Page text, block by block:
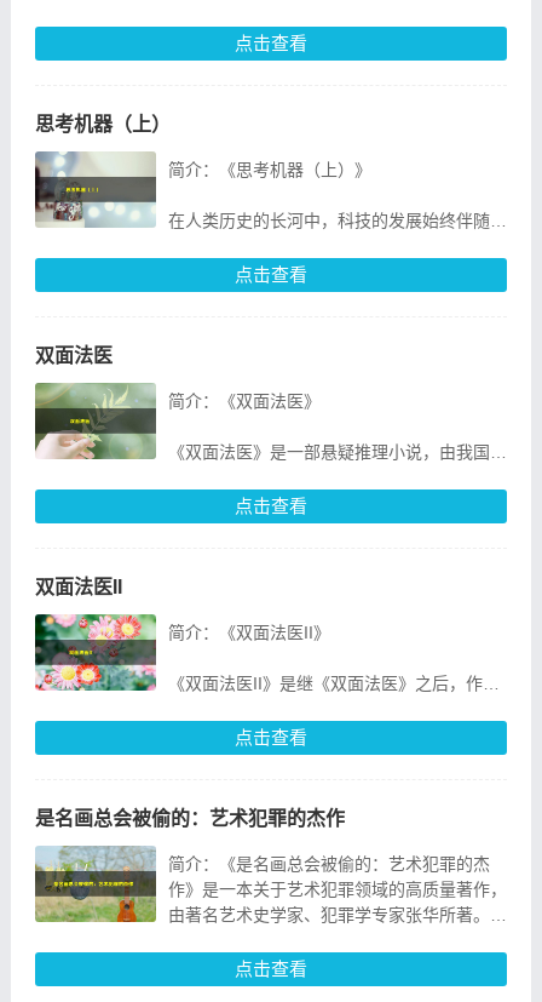
出版社：[出版社名称]
出版日期：[出版日期]
《思考机器探案集之致命的密码》是推理小说
点击查看
思考机器（上）
简介：《思考机器（上）》
在人类历史的长河中，科技的发展始终伴随着
（上）》正是这样一部揭示科技奥秘、启迪读
者思维的佳作。作者以独特的视角，深入浅
点击查看
双面法医
简介：《双面法医》
《双面法医》是一部悬疑推理小说，由我国知
了一位法医在破案过程中，逐渐揭开一系列神
秘事件的真相，最终成为了一名双面英
点击查看
双面法医II
简介：《双面法医II》
《双面法医II》是继《双面法医》之后，作者
悬疑风格，以法医秦明的视角，讲述了一个关
于生死、正义与邪恶的故事。
故
点击查看
是名画总会被偷的：艺术犯罪的杰作
简介：《是名画总会被偷的：艺术犯罪的杰
作》是一本关于艺术犯罪领域的高质量著作，
由著名艺术史学家、犯罪学专家张华所著。本
发生的名画盗窃
点击查看